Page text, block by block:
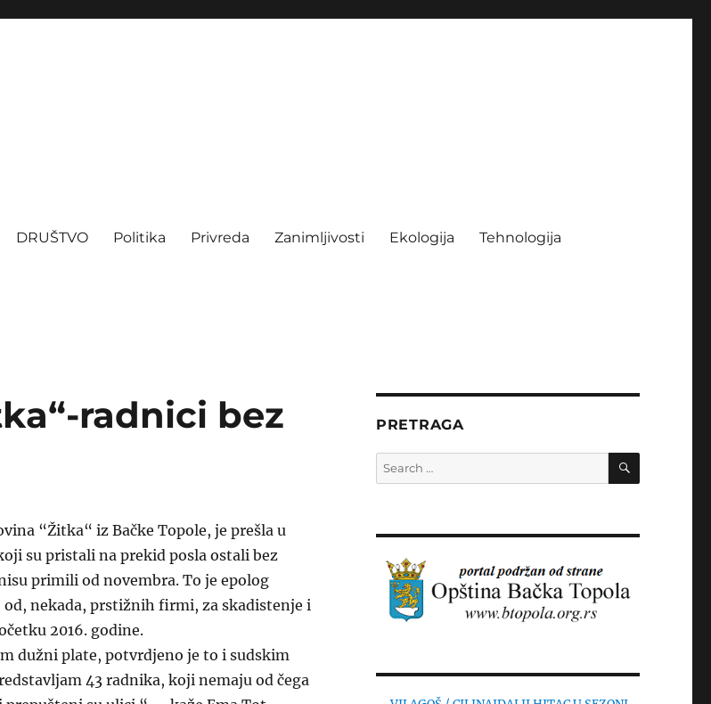
DRUŠTVO Politika Privreda Zanimljivosti Ekologija Tehnologija
radnici bez
“Žitka“ iz Bačke Topole, je prešla u
su pristali na prekid posla ostali bez
primili od novembra. To je epolog
nekada, prstižnih firmi, za skadistenje i
2016. godine.
dužni plate, potvrdjeno je to i sudskim
43 radnika, koji nemaju od čega
PRETRAGA
Search
for:
SEARCH